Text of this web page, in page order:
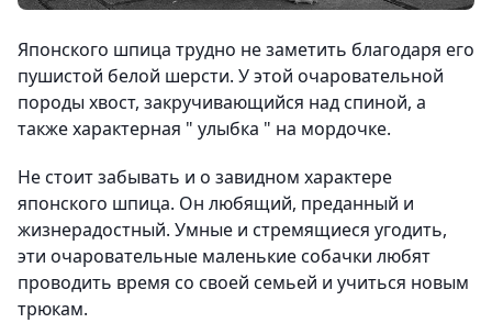
Японского шпица трудно не заметить благодаря его
пушистой белой шерсти. У этой очаровательной
породы хвост, закручивающийся над спиной, а
также характерная " улыбка " на мордочке.
Не стоит забывать и о завидном характере
японского шпица. Он любящий, преданный и
жизнерадостный. Умные и стремящиеся угодить,
эти очаровательные маленькие собачки любят
проводить время со своей семьей и учиться новым
трюкам.